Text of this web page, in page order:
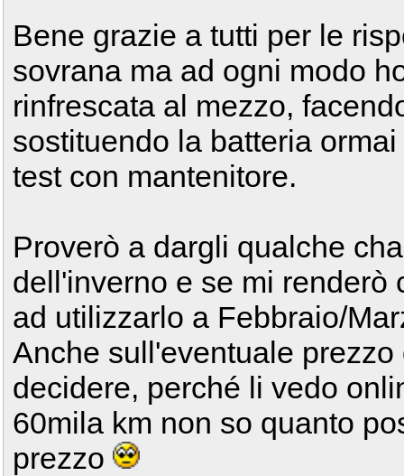
Bene grazie a tutti per le
sovrana ma ad ogni modo
rinfrescata al mezzo,
sostituendo la batteria
test con mantenitore.
Proverò a dargli qualche
dell'inverno e se mi renderò
ad utilizzarlo a Febbraio/
Anche sull'eventuale
decidere, perché li vedo
60mila km non so quanto
prezzo